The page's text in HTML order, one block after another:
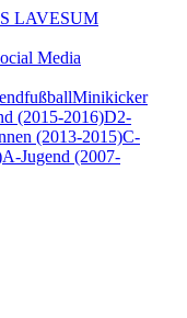
LAVESUM
Media
Minikicker
(2015-2016)D2-
(2013-2015)C-
A-Jugend (2007-